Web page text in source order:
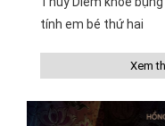
tính em bé thứ hai
Xem